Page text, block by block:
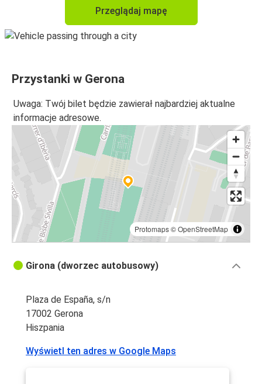
Port lotniczy Barcelona El Prat (BCN)
Gerona
Port lotniczy Barcelona El Prat (BCN)
Vic
Gerona
Gerona
Przeglądaj mapę
Przystanki w Gerona
Uwaga: Twój bilet będzie zawierał najbardziej aktualne
informacje adresowe.
Protomaps©OpenStreetMap
Girona (dworzec autobusowy)
Plaza de España, s/n
17002 Gerona
Hiszpania
Wyświetl ten adres w Google Maps